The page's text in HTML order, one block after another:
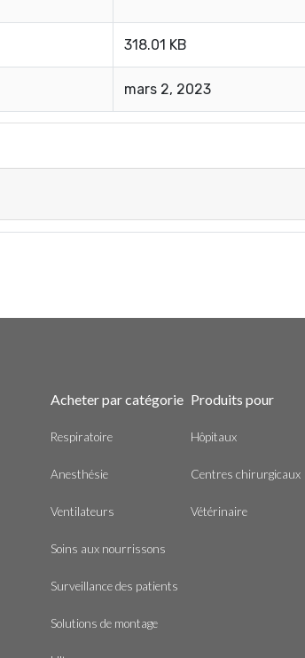
318.01 KB
mars 2, 2023
Acheter par catégorie
Respiratoire
Anesthésie
Ventilateurs
Soins aux nourrissons
Surveillance des patients
Solutions de montage
Produits pour
Hôpitaux
Centres chirurgicaux
Vétérinaire